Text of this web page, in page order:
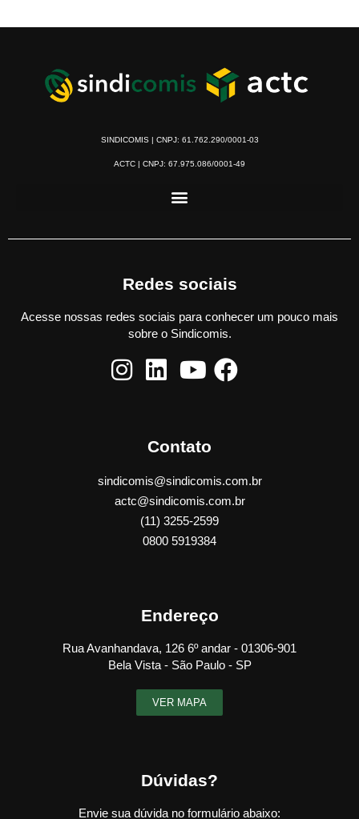
SINDICOMIS | CNPJ: 61.762.290/0001-03
ACTC | CNPJ: 67.975.086/0001-49
Redes sociais
Acesse nossas redes sociais para conhecer um pouco mais
sobre o Sindicomis.
Contato
sindicomis@sindicomis.com.br
actc@sindicomis.com.br
(11) 3255-2599
0800 5919384
Endereço
Rua Avanhandava, 126 6º andar - 01306-901
Bela Vista - São Paulo - SP
VER MAPA
Dúvidas?
Envie sua dúvida no formulário abaixo: